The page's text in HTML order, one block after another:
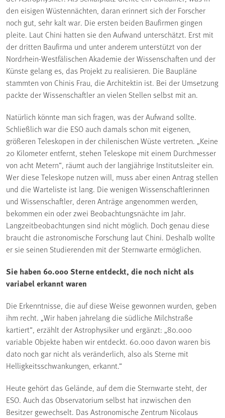
den eisigen Wüstennächten, daran erinnert sich der Forscher
noch gut, sehr kalt war. Die ersten beiden Baufirmen gingen
pleite. Laut Chini hatten sie den Aufwand unterschätzt. Erst mit
der dritten Baufirma und unter anderem unterstützt von der
Nordrhein-Westfälischen Akademie der Wissenschaften und der
Künste gelang es, das Projekt zu realisieren. Die Baupläne
stammten von Chinis Frau, die Architektin ist. Bei der Umsetzung
packte der Wissenschaftler an vielen Stellen selbst mit an.
Natürlich könnte man sich fragen, was der Aufwand sollte.
Schließlich war die ESO auch damals schon mit eigenen,
größeren Teleskopen in der chilenischen Wüste vertreten. „Keine
20 Kilometer entfernt, stehen Teleskope mit einem Durchmesser
von acht Metern“, räumt auch der langjährige Institutsleiter ein.
Wer diese Teleskope nutzen will, muss aber einen Antrag stellen
und die Warteliste ist lang. Die wenigen Wissenschaftlerinnen
und Wissenschaftler, deren Anträge angenommen werden,
bekommen ein oder zwei Beobachtungsnächte im Jahr.
Langzeitbeobachtungen sind nicht möglich. Doch genau diese
braucht die astronomische Forschung laut Chini. Deshalb wollte
er sie seinen Studierenden mit der Sternwarte ermöglichen.
Sie haben 60.000 Sterne entdeckt, die noch nicht als
variabel erkannt waren
Die Erkenntnisse, die auf diese Weise gewonnen wurden, geben
ihm recht. „Wir haben jahrelang die südliche Milchstraße
kartiert“, erzählt der Astrophysiker und ergänzt: „80.000
variable Objekte haben wir entdeckt. 60.000 davon waren bis
dato noch gar nicht als veränderlich, also als Sterne mit
Helligkeitsschwankungen, erkannt.“
Heute gehört das Gelände, auf dem die Sternwarte steht, der
ESO. Auch das Observatorium selbst hat inzwischen den
Besitzer gewechselt. Das Astronomische Zentrum Nicolaus